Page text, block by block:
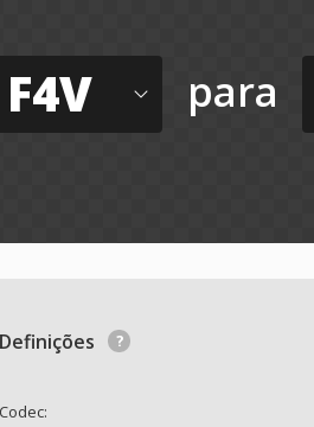
F4V para
Definições
Codec: